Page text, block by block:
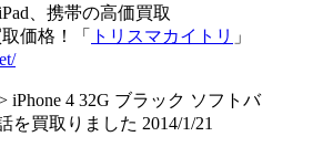
、携帯の高価買取
価格！「
トリスマカイトリ 」
iPhone 4 32G ブラック ソフトバ
を買取りました 2014/1/21